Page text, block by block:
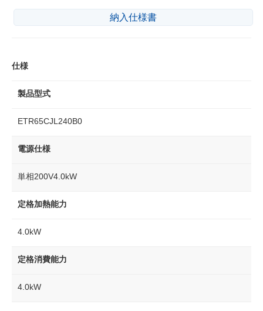
納入仕様書
仕様
製品型式
ETR65CJL240B0
電源仕様
単相200V4.0kW
定格加熱能力
4.0kW
定格消費能力
4.0kW